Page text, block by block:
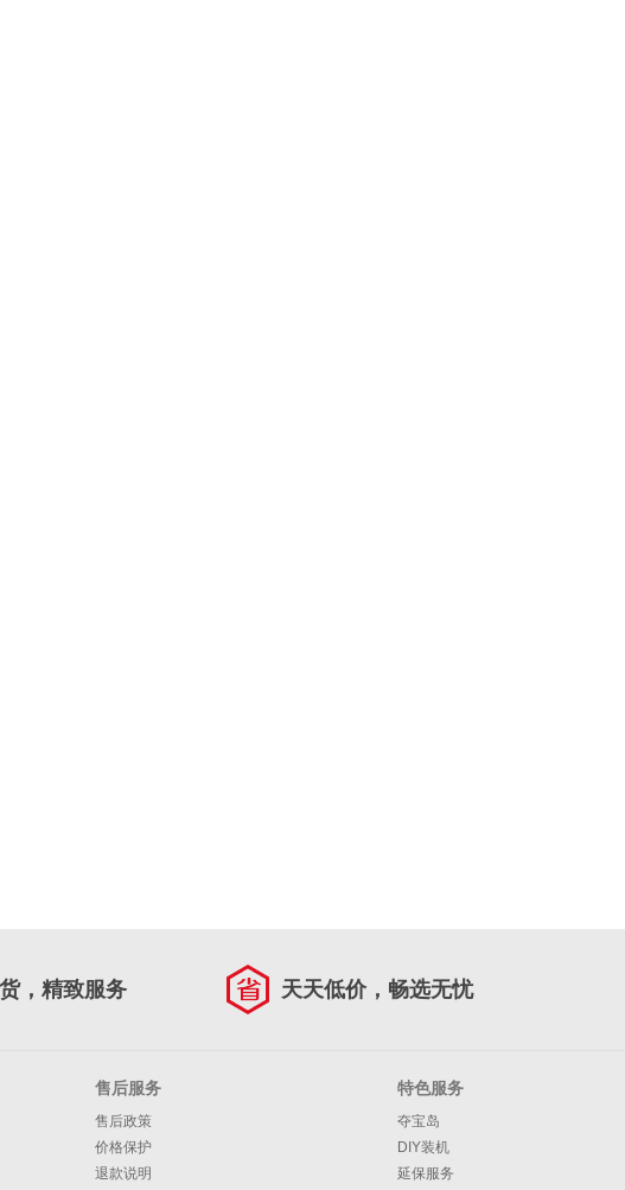
，精致服务 天天低价，畅选无忧
售后服务
售后政策
价格保护
退款说明
特色服务
夺宝岛
DIY装机
延保服务